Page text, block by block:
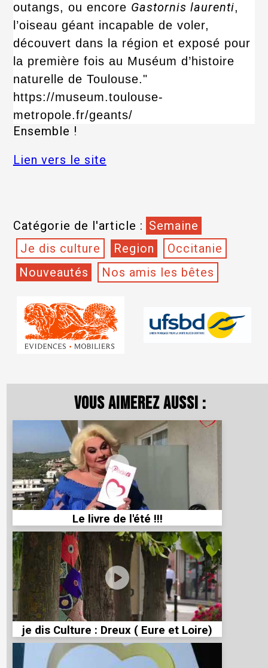
outangs, ou encore Gastornis laurenti,
l’oiseau géant incapable de voler,
découvert dans la région et exposé pour
la première fois au Muséum d’histoire
naturelle de Toulouse."
https://museum.toulouse-
metropole.fr/geants/
Ensemble !
Lien vers le site
Catégorie de l'article : Semaine
Je dis culture
Region
Occitanie
Nouveautés
Nos amis les bêtes
Vous aimerez aussi :
Le livre de l'été !!!
je dis Culture : Dreux ( Eure et Loire)